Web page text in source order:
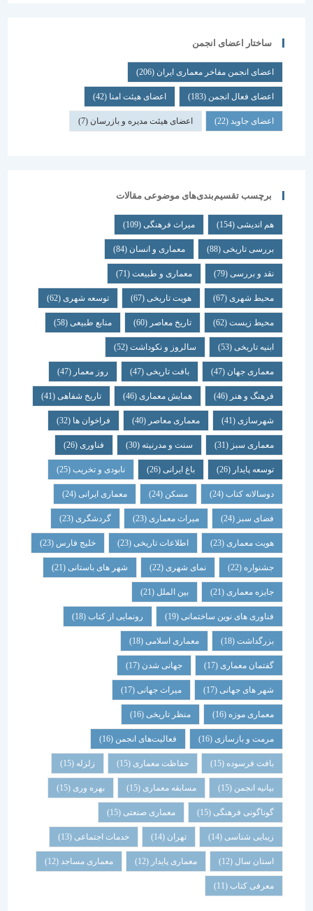
ساختار اعضای انجمن
اعضای انجمن مفاخر معماری ایران (206)
اعضای فعال انجمن(183) اعضای هیئت امنا(42)
اعضای جاوید(22) اعضای هیئت مدیره و بازرسان(7)
برچسب تقسیم‌بندی‌های موضوعی مقالات
هم اندیشی (154) میراث فرهنگی (109)
بررسی تاریخی (88) معماری و انسان (84)
نقد و بررسی (79) معماری و طبیعت (71)
محیط شهری(67) هویت تاریخی(67) توسعه شهری(62)
محیط زیست(62) تاریخ معاصر(60) منابع طبیعی(58)
ابنیه تاریخی(53) سالروز و نکوداشت(52)
معماری جهان (47) بافت تاریخی(47) روز معمار(47)
فرهنگ و هنر(46) همایش معماری (46) تاریخ شفاهی (41)
شهرسازی(41) معماری معاصر(40) فراخوان ها (32)
معماری سبز(31) سنت و مدرنیته(30) فناوری (26)
توسعه پایدار(26) باغ ایرانی(26) نابودی و تخریب(25)
دوسالانه کتاب(24) مسکن (24) معماری ایرانی(24)
فضای سبز(24) میراث معماری (23) گردشگری (23)
هویت معماری (23) اطلاعات تاریخی(23) خلیج فارس(23)
جشنواره(22) نمای شهری(22) شهر های باستانی (21)
جایزه معماری (21) بین الملل(21)
فناوری های نوین ساختمانی(19) رونمایی از کتاب (18)
بزرگداشت (18) معماری اسلامی(18)
گفتمان معماری (17) جهانی شدن(17)
شهر های جهانی(17) میراث جهانی(17)
معماری موزه(16) منظر تاریخی (16)
مرمت و بازسازی(16) فعالیت‌های انجمن(16)
بافت فرسوده (15) حفاظت معماری (15) زلزله
بیانیه انجمن(15) مسابقه معماری (15) بهره وری(15)
گوناگونی فرهنگی (15) معماری صنعتی(15)
زیبایی شناسی (14) تهران خدمات اجتماعی (13)
استان سال(12) معماری پایدار (12) معماری مساجد(12)
معرفی کتاب(11)